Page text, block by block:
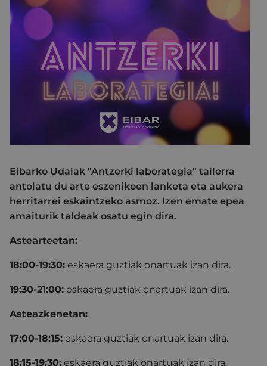
Eibarko Udalak "Antzerki laborategia" tailerra
antolatu du arte eszenikoen lanketa eta aukera
herritarrei eskaintzeko asmoz. Izen emate epea
amaiturik taldeak osatu egin dira.
Astearteetan:
18:00-19:30: eskaera guztiak onartuak izan dira.
19:30-21:00: eskaera guztiak onartuak izan dira.
Asteazkenetan:
17:00-18:15: eskaera guztiak onartuak izan dira.
18:15-19:30: eskaera guztiak onartuak izan dira.